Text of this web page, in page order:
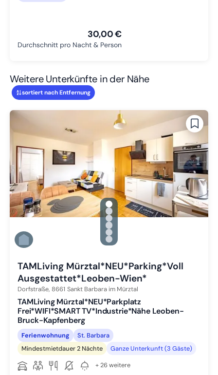
30,00 €
Durchschnitt pro Nacht & Person
Weitere Unterkünfte in der Nähe
sortiert nach Entfernung
gallery.slide_selector
Zu Slide 1 wechseln
Zu Slide 2 wechseln
Zu Slide 3 wechseln
Zu Slide 4 wechseln
Zu Slide 5 wechseln
Zu Slide 6 wechseln
TAMLiving Mürztal*NEU*Parking*Voll
Ausgestattet*Leoben-Wien*
Dorfstraße, 8661 Sankt Barbara im Mürztal
TAMLiving Mürztal*NEU*Parkplatz
Frei*WIFI*SMART TV*Industrie*Nähe Leoben-
Bruck-Kapfenberg
Ferienwohnung
St. Barbara
Mindestmietdauer 2 Nächte
Ganze Unterkunft (3 Gäste)
+ 26 weitere